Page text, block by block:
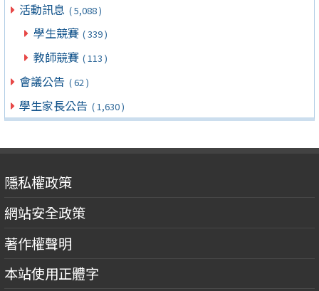
活動訊息 ( 5,088 )
學生競賽 ( 339 )
教師競賽 ( 113 )
會議公告 ( 62 )
學生家長公告 ( 1,630 )
隱私權政策
網站安全政策
著作權聲明
本站使用正體字